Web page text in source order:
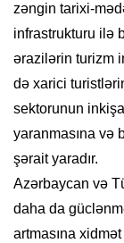
zəngin tarixi-
infrastrukturu ilə
ərazilərin turizm
də xarici
sektorunun
yaranmasına və
şərait yaradır.
Azərbaycan və
daha da
artmasına